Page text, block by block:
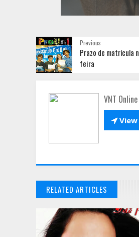
Previous
Prazo de matrícula
feira
VNT Online
View
RELATED ARTICLES